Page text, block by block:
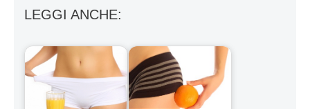
LEGGI ANCHE: